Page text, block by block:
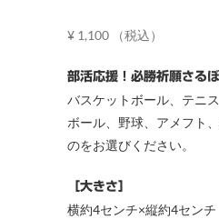
¥ 1,100 （税込）
部活応援！必勝祈願さる
バスケットボール、テニ
ボール、野球、アメフト
のをお選びください。
［大きさ］
横約4センチ×縦約4センチ